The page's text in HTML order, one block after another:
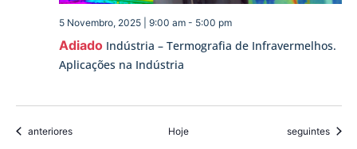
Adiado Indústria – Termografia de Infravermelhos.
Aplicações na Indústria
5 Novembro, 2025 | 9:00 am- 5:00 pm
Eventos
anteriores Hoje Eventos
seguintes